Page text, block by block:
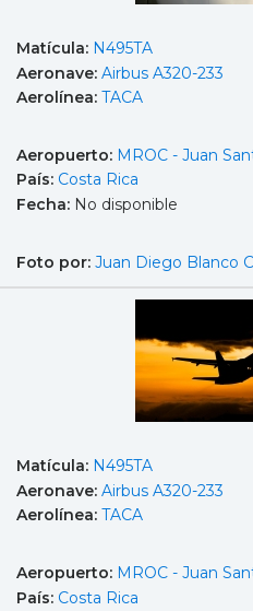
Matícula: N495TA
Aeronave: Airbus A320-233
Aerolínea: TACA
Aeropuerto: MROC - Juan
País: Costa Rica
Fecha: No disponible
Foto por: Juan Diego Blanco
Matícula: N495TA
Aeronave: Airbus A320-233
Aerolínea: TACA
Aeropuerto: MROC - Juan
País: Costa Rica